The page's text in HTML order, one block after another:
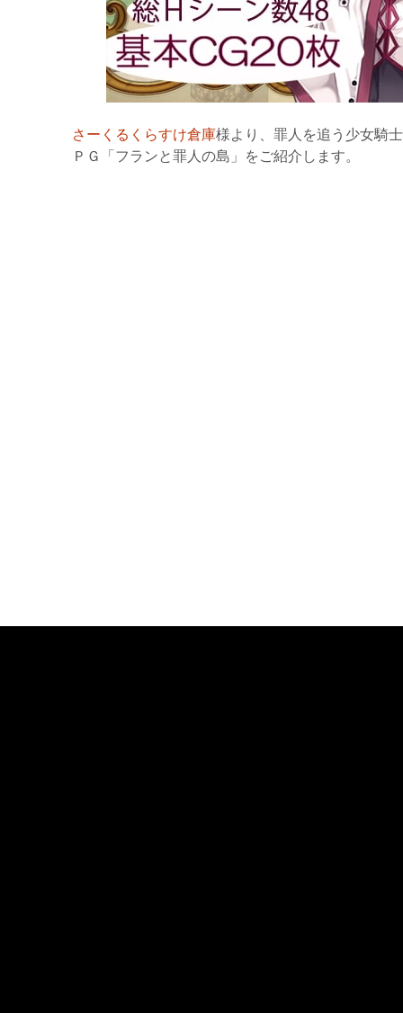
さーくるくらすけ倉庫様より、罪人を追う少女騎
ＰＧ「フランと罪人の島」をご紹介します。